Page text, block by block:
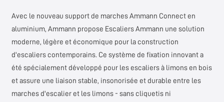
Avec le nouveau support de marches Ammann Connect en
aluminium, Ammann propose Escaliers Ammann une solution
moderne, légère et économique pour la construction
d'escaliers contemporains. Ce système de fixation innovant a
été spécialement développé pour les escaliers à limons en bois
et assure une liaison stable, insonorisée et durable entre les
marches d'escalier et les limons - sans cliquetis ni